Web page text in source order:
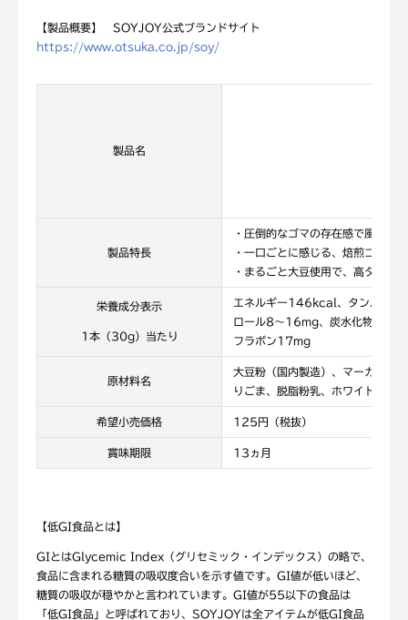
【製品概要】 SOYJOY公式ブランドサイト
https://www.otsuka.co.jp/soy/
製品名
製品特長
・圧倒的なゴマの存在感で風味豊
・一口ごとに感じる、焙煎ゴマの
・まるごと大豆使用で、高タンパ
栄養成分表示
1本（30g）当たり
エネルギー146kcal 、タンパク質
ロール8～16mg、炭水化物
フラボン17mg
原材料名
大豆粉（国内製造）、マーガリン
りごま、脱脂粉乳、ホワイトチョ
希望小売価格 125円（税抜）
賞味期限 13 ヵ月
【低GI食品とは】
GIとはGlycemic Index（グリセミック・インデックス）の略で、
食品に含まれる糖質の吸収度合いを示す値です。GI値が低いほど、
糖質の吸収が穏やかと言われています。GI値が55以下の食品は
「低GI食品」と呼ばれており、SOYJOYは全アイテムが低GI食品